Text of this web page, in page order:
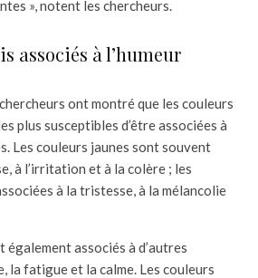
», notent les chercheurs.
associés à l’humeur
ont montré que les couleurs
plus susceptibles d’être associées à
Les couleurs jaunes sont souvent
à l’irritation et à la colère ; les
à la tristesse, à la mélancolie
également associés à d’autres
la fatigue et la calme. Les couleurs